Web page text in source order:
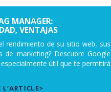
MANAGER:
VENTAJAS
rendimiento de su sitio web, sus
de marketing? Descubre Google
útil que te permitirá
L’ARTICLE>